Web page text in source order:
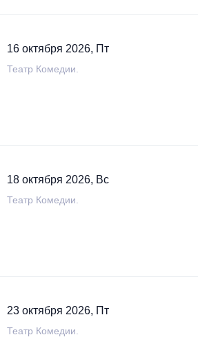
16 октября 2026, Пт
Театр Комедии.
18 октября 2026, Вс
Театр Комедии.
23 октября 2026, Пт
Театр Комедии.